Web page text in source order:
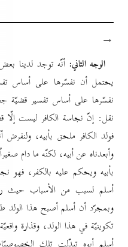
→
الوجه الثاني: أنّه توجد لدينا
يحتمل أن نفسّرها على أساس
نفسّرها على أساس تفسير قضيّة
نقل: إنّ نجاسة الكافر ليست إلّا
فولد الكافر ملحق بأبيه، ولنفرض
وأبعدناه عن أبيه، لكنّه ما دام
بأبيه ويحكم عليه بالكفر،
أسلم لسبب من الأسباب حيث
وبمجرّد أن أسلم أصبح هذا
تكوينيّة في هذا الولد، وقذارة